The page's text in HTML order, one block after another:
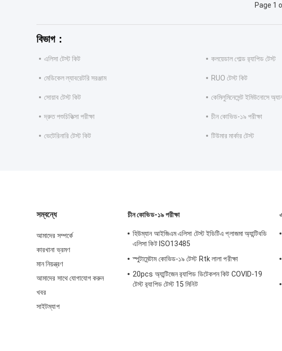
Page 1
বিভাগ：
এলিসা টেস্ট কিট কলয়েডাল গোল্ড র‍্যাপিড টেস্ট
মেডিকেল ল্যাবরেটরি সরঞ্জাম RUO টেস্ট কিট
সোয়াব টেস্ট কিট কেমিলুমিনেসেন্ট ইমিউনোসে
দ্রুত পশুচিকিত্সা পরীক্ষা চীন কোভিড-১৯ পরীক্ষা
ভেটেরিনারি টেস্ট কিট টিউমার মার্কার টেস্ট
সম্বন্ধে
আমাদের সম্পর্কে
কারখানা ভ্রমণ
মান নিয়ন্ত্রণ
আমাদের সাথে যোগাযোগ করুন
খবর
সাইটম্যাপ
চীন কোভিড-১৯ পরীক্ষা
হিউম্যান আইজিএম এলিসা টেস্ট ইডিটিএ প্লাজমা অ্যান্টিবডি
এলিসা কিট ISO13485
স্পুটামেন্টাম কোভিড-১৯ টেস্ট Rtk লালা পরীক্ষা
20pcs অ্যান্টিজেন র‍্যাপিড ডিটেকশন কিট COVID-19
টেস্ট র‍্যাপিড টেস্ট 15 মিনিট